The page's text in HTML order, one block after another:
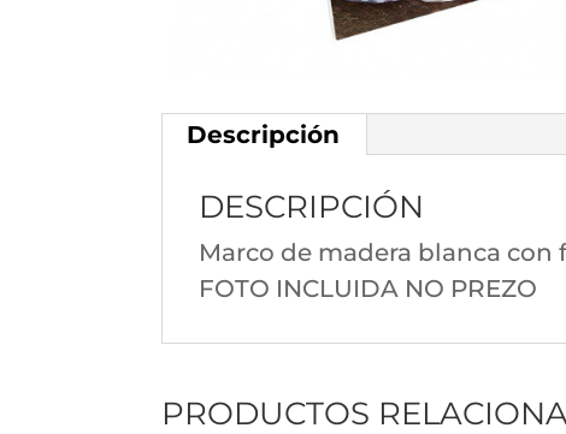
Descripción
DESCRIPCIÓN
Marco de madera blanca
FOTO INCLUIDA NO PREZO
PRODUCTOS